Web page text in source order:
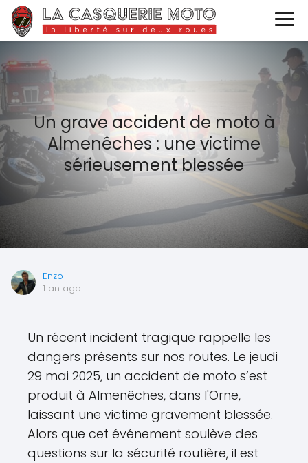
Un grave accident de moto à
Almenêches : une victime
sérieusement blessée
Enzo
1 an ago
Un récent incident tragique rappelle les
dangers présents sur nos routes. Le jeudi
29 mai 2025, un accident de moto s’est
produit à Almenêches, dans l'Orne,
laissant une victime gravement blessée.
Alors que cet événement soulève des
questions sur la sécurité routière, il est